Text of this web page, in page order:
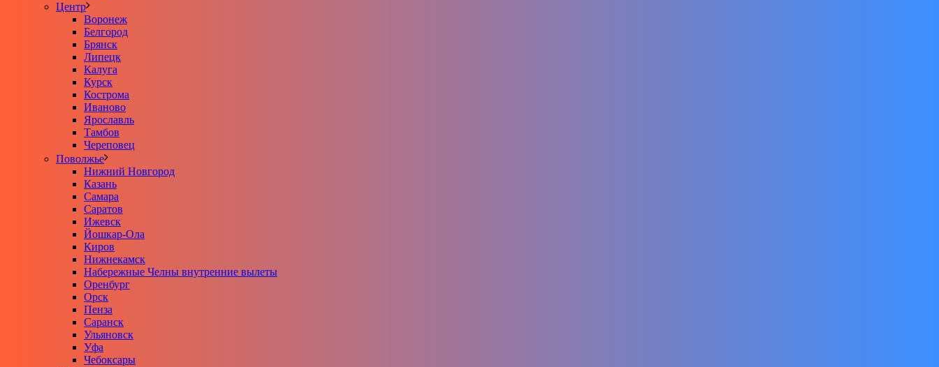
Центр
Воронеж
Белгород
Брянск
Липецк
Калуга
Курск
Кострома
Иваново
Ярославль
Тамбов
Череповец
Поволжье
Нижний Новгород
Казань
Самара
Саратов
Ижевск
Йошкар-Ола
Киров
Нижнекамск
Набережные Челны внутренние вылеты
Оренбург
Орск
Пенза
Саранск
Ульяновск
Уфа
Чебоксары